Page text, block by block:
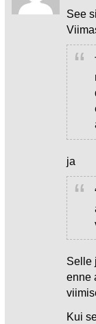
See
ja
Selle
enne
Kui